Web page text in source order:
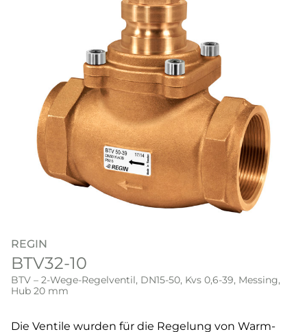
REGIN
BTV32-10
BTV – 2-Wege-Regelventil, DN15-50, Kvs 0,6-39, Messing,
Hub 20 mm
Die Ventile wurden für die Regelung von Warm-